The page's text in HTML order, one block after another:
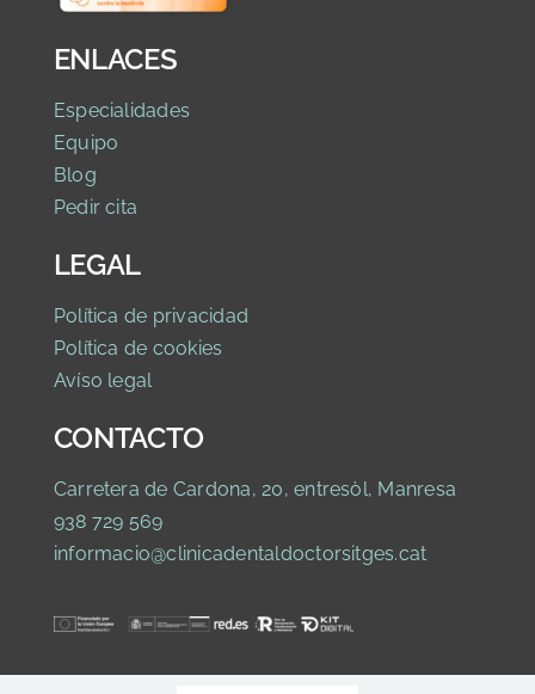
ENLACES
Especialidades
Equipo
Blog
Pedir cita
LEGAL
Política de privacidad
Política de cookies
Avíso legal
CONTACTO
Carretera de Cardona, 20, entresòl, Manresa
938 729 569
informacio@clinicadentaldoctorsitges.cat